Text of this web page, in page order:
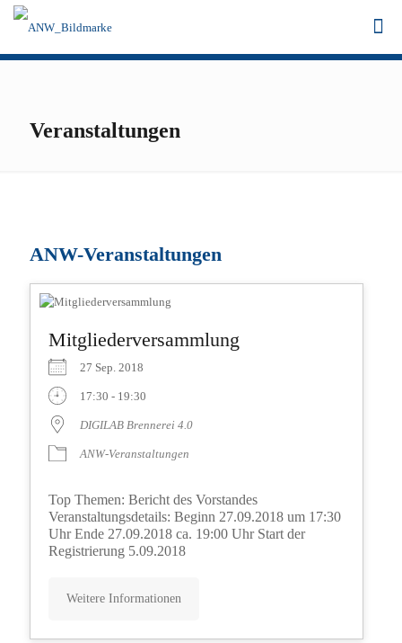
Veranstaltungen
ANW-Veranstaltungen
Mitgliederversammlung
27 Sep. 2018
17:30 - 19:30
DIGILAB Brennerei 4.0
ANW-Veranstaltungen
Top Themen: Bericht des Vorstandes
Veranstaltungsdetails: Beginn 27.09.2018 um 17:30
Uhr Ende 27.09.2018 ca. 19:00 Uhr Start der
Registrierung 5.09.2018
Weitere Informationen